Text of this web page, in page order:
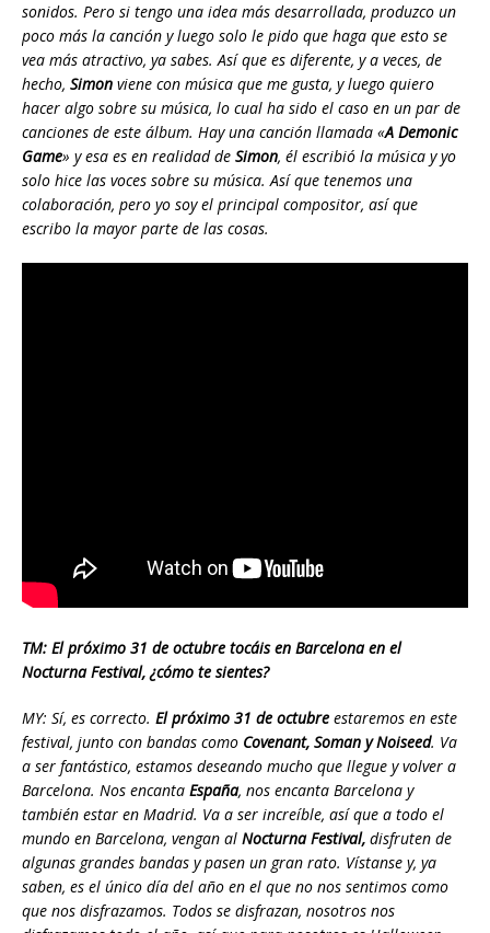
sonidos. Pero si tengo una idea más desarrollada, produzco un
poco más la canción y luego solo le pido que haga que esto se
vea más atractivo, ya sabes. Así que es diferente, y a veces, de
hecho, Simon viene con música que me gusta, y luego quiero
hacer algo sobre su música, lo cual ha sido el caso en un par de
canciones de este álbum. Hay una canción llamada «A Demonic
Game» y esa es en realidad de Simon, él escribió la música y yo
solo hice las voces sobre su música. Así que tenemos una
colaboración, pero yo soy el principal compositor, así que
escribo la mayor parte de las cosas.
TM: El próximo 31 de octubre tocáis en Barcelona en el
Nocturna Festival, ¿cómo te sientes?
MY: Sí, es correcto. El próximo 31 de octubre estaremos en este
festival, junto con bandas como Covenant, Soman y Noiseed. Va
a ser fantástico, estamos deseando mucho que llegue y volver a
Barcelona. Nos encanta España, nos encanta Barcelona y
también estar en Madrid. Va a ser increíble, así que a todo el
mundo en Barcelona, vengan al Nocturna Festival, disfruten de
algunas grandes bandas y pasen un gran rato. Vístanse y, ya
saben, es el único día del año en el que no nos sentimos como
que nos disfrazamos. Todos se disfrazan, nosotros nos